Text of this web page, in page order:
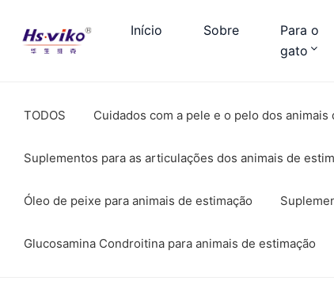
Início Sobre
Para o
gato
TODOS Cuidados com a pele e o pelo dos animais
Suplementos para as articulações dos animais de
Óleo de peixe para animais de estimação
Glucosamina Condroitina para animais de estimação